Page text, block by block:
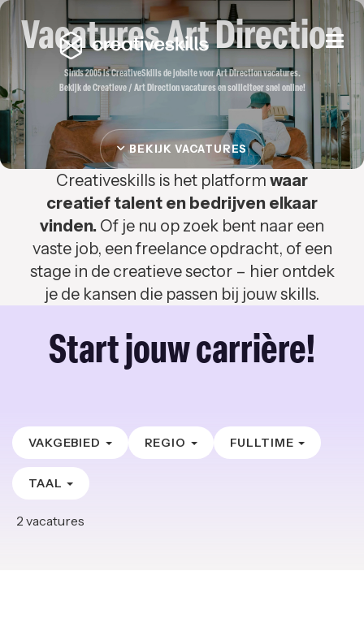
Vacatures Art Direction
Sinds 2005 is CreativeSkills de jobsite voor Art Direction vacatures.
Bekijk de Creatieve / Art Direction vacatures en solliciteer snel online!
BEKIJK VACATURES
Creativeskills is het platform waar
creatief talent en bedrijven elkaar
vinden. Of je nu op zoek bent naar een
vaste job, een freelance opdracht, of een
stage in de creatieve sector – hier ontdek
je de kansen die passen bij jouw skills.
Start jouw carrière!
VAKGEBIED REGIO FULLTIME
TAAL
2 vacatures